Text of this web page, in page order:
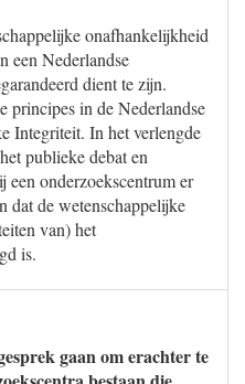
onafhankelijkheid
een Nederlandse
dient te zijn.
principes in de Nederlandse
Integriteit. In het verlengde
publieke debat en
een onderzoekscentrum er
dat de wetenschappelijke
van) het
is.
gaan om erachter te